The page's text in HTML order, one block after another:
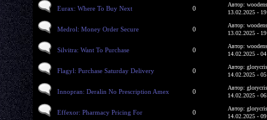
Eurax: Where To Buy Next 0
Автор:
13.02.2025 -
Medrol: Money Order Secure 0
Автор:
13.02.2025 -
Silvitra: Want To Purchase 0
Автор:
14.02.2025 -
Flagyl: Purchase Saturday Delivery 0
Автор:
14.02.2025 -
Innopran: Deralin No Prescription Amex 0
Автор:
14.02.2025 -
Effexor: Pharmacy Pricing For 0
Автор:
14.02.2025 -